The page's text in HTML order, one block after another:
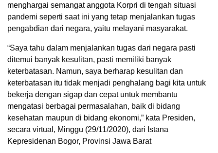
menghargai semangat anggota Korpri di tengah situasi
pandemi seperti saat ini yang tetap menjalankan tugas
pengabdian dari negara, yaitu melayani masyarakat.
“Saya tahu dalam menjalankan tugas dari negara pasti
ditemui banyak kesulitan, pasti memiliki banyak
keterbatasan. Namun, saya berharap kesulitan dan
keterbatasan itu tidak menjadi penghalang bagi kita untuk
bekerja dengan sigap dan cepat untuk membantu
mengatasi berbagai permasalahan, baik di bidang
kesehatan maupun di bidang ekonomi,” kata Presiden,
secara virtual, Minggu (29/11/2020), dari Istana
Kepresidenan Bogor, Provinsi Jawa Barat